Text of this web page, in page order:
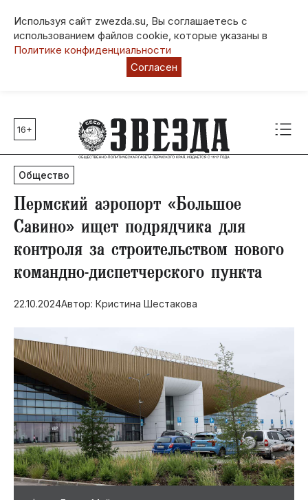
Используя сайт zwezda.su, Вы соглашаетесь с
использованием файлов cookie, которые указаны в
Политике конфиденциальности
Согласен
Главные темы
80 лет Победы
Молодежная столица РФ
СВО
Выборы в Пермском крае
Социальная поддержка
Инфраструктура
Благоустройство
16+
Общество
​Пермский аэропорт «Большое
Савино» ищет подрядчика для
контроля за строительством нового
командно-диспетчерского пункта
22.10.2024Автор: Кристина Шестакова